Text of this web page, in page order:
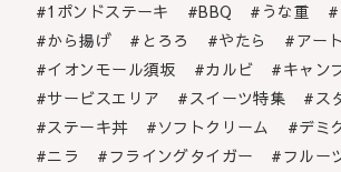
1ポンドステーキ BBQ うな重
から揚げ
とろろ やたら
アー
イオンモール須坂
カルビ キャン
サービスエリア
スイーツ特集
ス
ステーキ丼
ソフトクリーム
デミ
ニラ
フライングタイガー
フルー